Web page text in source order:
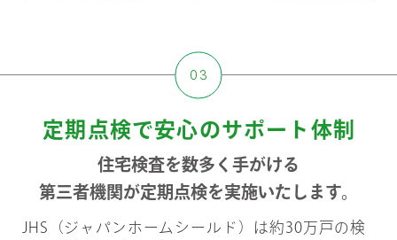
定期点検で安心のサポート体制
住宅検査を数多く手がける
第三者機関が定期点検を実施いたします。
JHS（ジャパンホームシールド）は約30万戸の検